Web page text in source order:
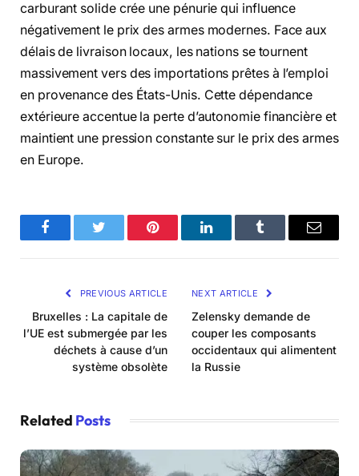
carburant solide crée une pénurie qui influence
négativement le prix des armes modernes. Face aux
délais de livraison locaux, les nations se tournent
massivement vers des importations prêtes à l’emploi
en provenance des États-Unis. Cette dépendance
extérieure accentue la perte d’autonomie financière et
maintient une pression constante sur le prix des armes
en Europe.
FacebookTwitter Pinterest LinkedInTumblr Email
PREVIOUS ARTICLE
Bruxelles : La capitale de
l’UE est submergée par les
déchets à cause d’un
système obsolète
NEXT ARTICLE
Zelensky demande de
couper les composants
occidentaux qui alimentent
la Russie
Related Posts